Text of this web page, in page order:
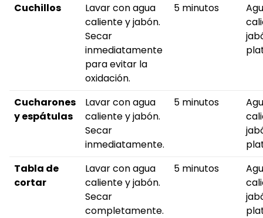
Cuchillos
Lavar con agua
caliente y jabón.
Secar
inmediatamente
para evitar la
oxidación.
5 minutos
Cucharones
y espátulas
Lavar con agua
caliente y jabón.
Secar
inmediatamente.
5 minutos
Tabla de
cortar
Lavar con agua
caliente y jabón.
Secar
completamente.
5 minutos